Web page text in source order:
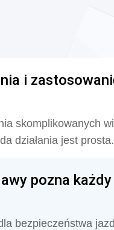
i
skomplikowanych
działania jest prosta.
pozna
bezpieczeństwa